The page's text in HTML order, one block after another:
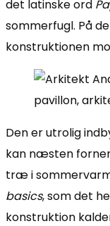
det latinske ord
sommerfugl. På
konstruktionen
Den er utrolig
kan næsten
træ i
basics, som det
konstruktion